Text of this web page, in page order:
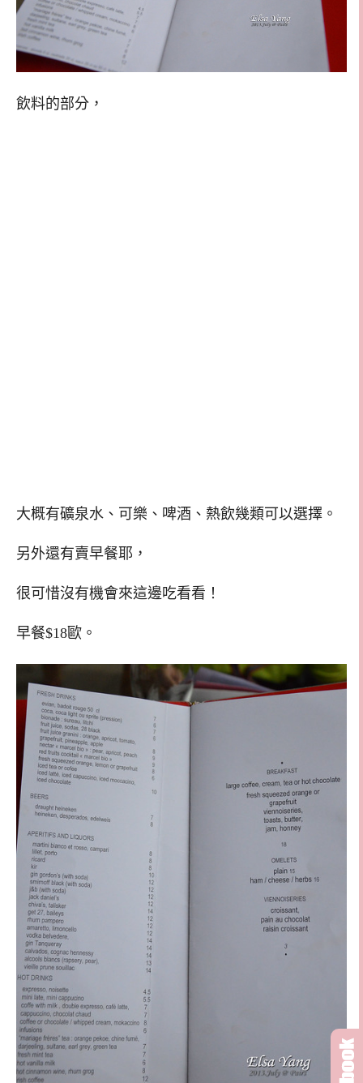
飲料的部分，
大概有礦泉水、可樂、啤酒、熱飲幾類可以選擇。
另外還有賣早餐耶，
很可惜沒有機會來這邊吃看看！
早餐$18歐。